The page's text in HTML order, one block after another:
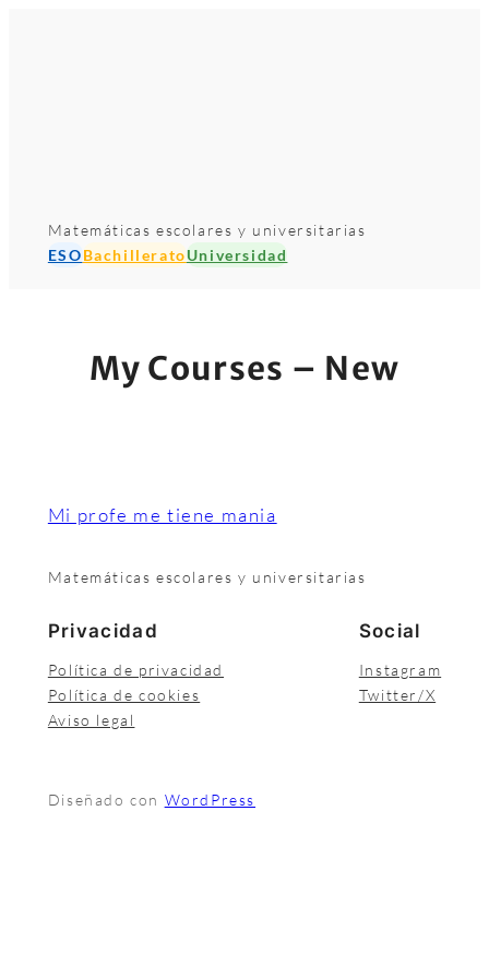
Matemáticas escolares y universitarias
ESOBachilleratoUniversidad
My Courses – New
Mi profe me tiene mania
Matemáticas escolares y universitarias
Privacidad
Política de privacidad
Política de cookies
Aviso legal
Social
Instagram
Twitter/X
Diseñado con WordPress